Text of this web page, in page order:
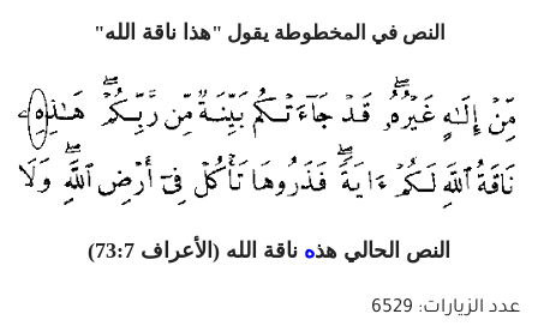
النص في المخطوطة يقول "هذ ناقة الله"
النص الحالي هذه ناقة الله (الأعراف 73:7)
عدد الزيارات: 6529